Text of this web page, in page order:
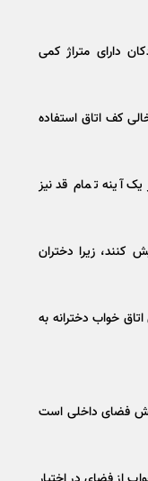
دارای متراژ کمی
کف اتاق استفاده
آینه تمام قد نیز
کنند، زیرا دختران
دیواری اتاق خواب دخترانه به
فضای داخلی است